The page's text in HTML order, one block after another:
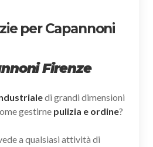
per Capannoni
Firenze
di grandi dimensioni
gestirne pulizia e ordine?
a qualsiasi attività di